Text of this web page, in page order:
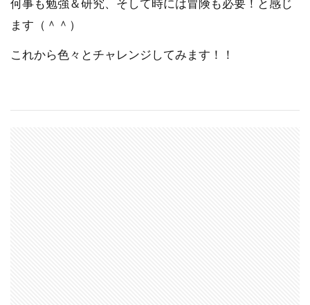
何事も勉強＆研究、そして時には冒険も必要！と感じ
ます（＾＾）
これから色々とチャレンジしてみます！！